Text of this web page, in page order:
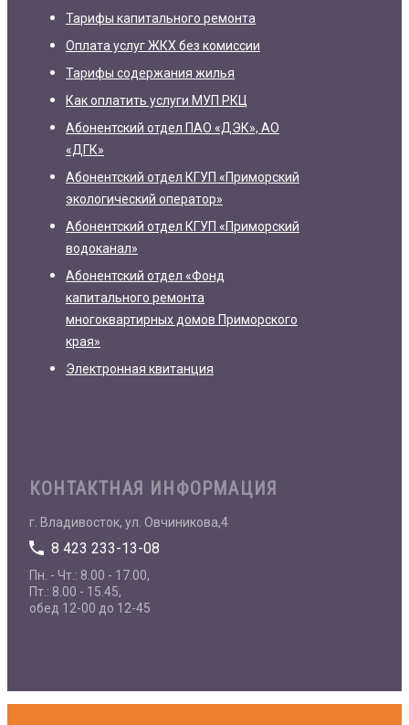
Тарифы капитального ремонта
Оплата услуг ЖКХ без комиссии
Тарифы содержания жилья
Как оплатить услуги МУП РКЦ
Абонентский отдел ПАО «ДЭК», АО
«ДГК»
Абонентский отдел КГУП «Приморский
экологический оператор»
Абонентский отдел КГУП «Приморский
водоканал»
Абонентский отдел «Фонд
капитального ремонта
многоквартирных домов Приморского
края»
Электронная квитанция
КОНТАКТНАЯ ИНФОРМАЦИЯ
г. Владивосток, ул. Овчиникова,4
8 423 233-13-08
Пн. - Чт.: 8.00 - 17.00,
Пт.: 8.00 - 15.45,
обед 12-00 до 12-45